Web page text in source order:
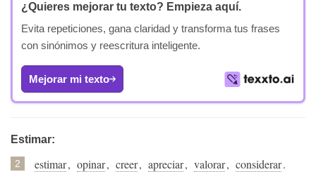
¿Quieres mejorar tu texto? Empieza aquí.
Evita repeticiones, gana claridad y transforma tus frases
con sinónimos y reescritura inteligente.
Mejorar mi texto
Estimar:
2 estimar, opinar, creer, apreciar, valorar, considerar.